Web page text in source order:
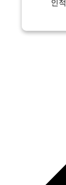
인